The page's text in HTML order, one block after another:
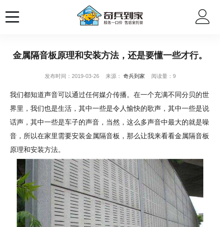
金属隔音板原理和安装方法，还是要懂一些才行。
发布时间：2019-03-26 来源： 奇兵到家 阅读量：9
我们都知道声音可以通过任何媒介传播。在一个充满不同分贝的世
界里，我们也是生活，其中一些是令人愉快的歌声，其中一些是说
话声，其中一些是车子的声音，当然，这么多声音中最大的就是噪
音，所以在家里需要安装金属隔音板，那么让我来看看金属隔音板
原理和安装方法。